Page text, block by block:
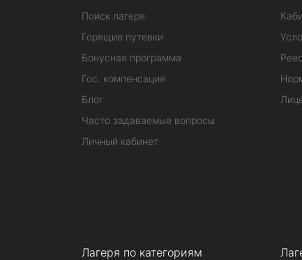
Поиск лагеря
Горящие путевки
Бонусная программа
Гос. компенсация
Блог
Часто задаваемые вопросы
Личный кабинет
Лагеря по категориям